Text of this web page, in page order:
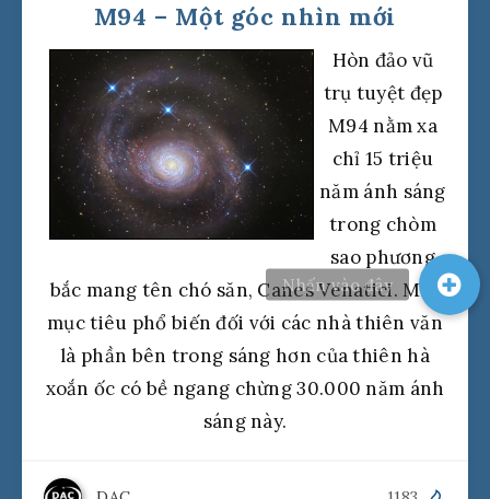
M94 – Một góc nhìn mới
Hòn đảo vũ
trụ tuyệt đẹp
M94 nằm xa
chỉ 15 triệu
năm ánh sáng
trong chòm
sao phương
bắc mang tên chó săn, Canes Venatici. Một
mục tiêu phổ biến đối với các nhà thiên văn
là phần bên trong sáng hơn của thiên hà
xoắn ốc có bề ngang chừng 30.000 năm ánh
sáng này.